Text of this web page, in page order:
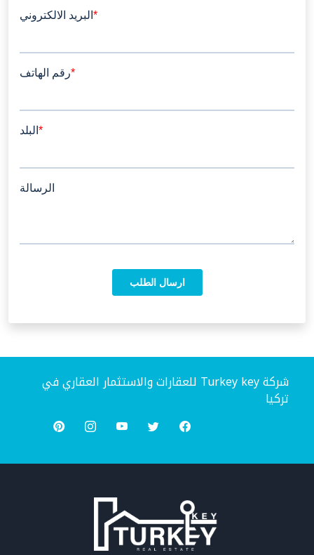
شركة Turkey key للعقارات والاستثمار العقاري في
تركيا